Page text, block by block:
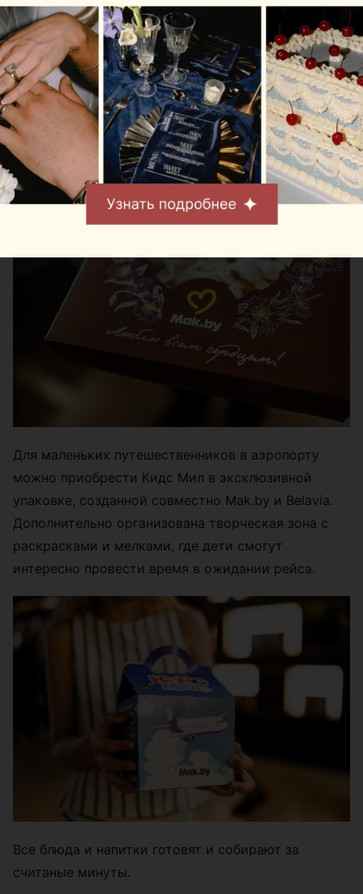
Отдельного внимания заслуживает фирменный
хворост Mak.by. Большую коробку традиционного
белорусского десерта удобно взять с собой в
полет или привезти в качестве вкусного подарка
из Беларуси.
Для маленьких путешественников в аэропорту
можно приобрести Кидс Мил в эксклюзивной
упаковке, созданной совместно Mak.by и Belavia.
Дополнительно организована творческая зона с
раскрасками и мелками, где дети смогут
интересно провести время в ожидании рейса.
Все блюда и напитки готовят и собирают за
считаные минуты.